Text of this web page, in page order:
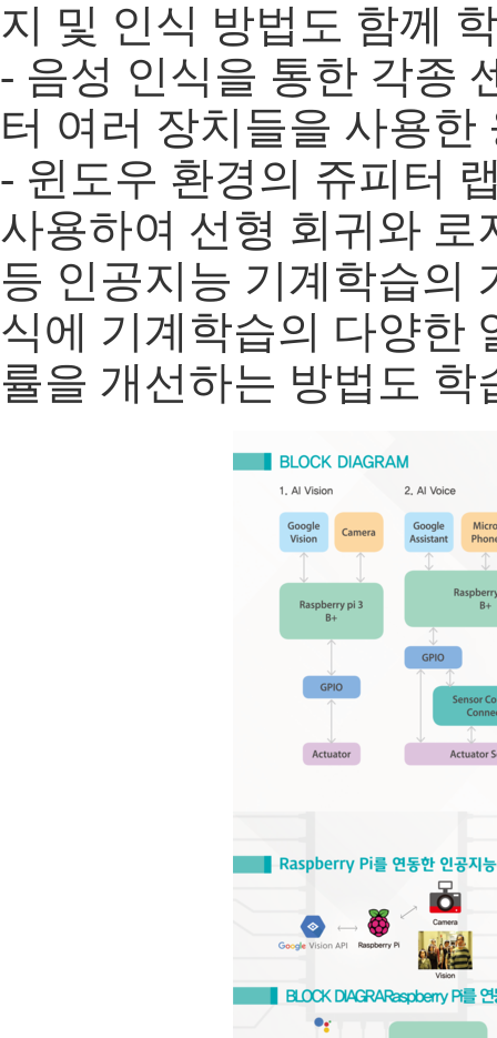
지 및 인식 방법도 함께
- 음성 인식을 통한 각종
터 여러 장치들을 사용
- 윈도우 환경의 쥬피터
사용하여 선형 회귀와 로
등 인공지능 기계학습의
식에 기계학습의 다양한
률을 개선하는 방법도 학